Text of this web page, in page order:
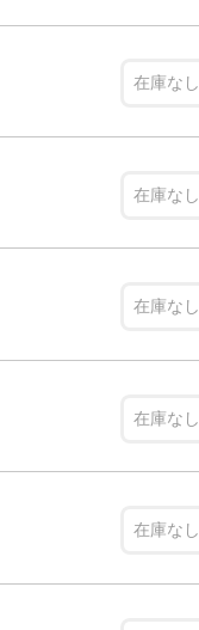
在庫なし
在庫なし
在庫なし
在庫なし
在庫なし